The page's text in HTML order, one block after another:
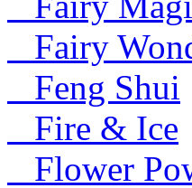
Fairy
Feng Shui
Fire & Ice
Flower